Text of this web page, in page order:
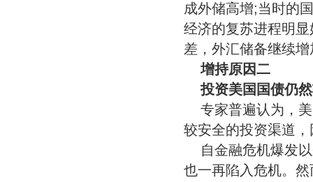
成外储高增;当时的
经济的复苏进程明
差，外汇储备继续
增持原因二
投资美国国债仍
专家普遍认为，
较安全的投资渠道
自金融危机爆发
也一再陷入危机。